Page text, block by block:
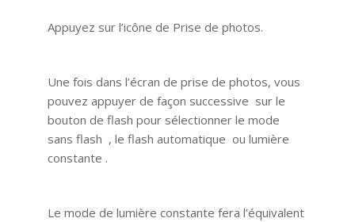
Appuyez sur l’icône de Prise de photos.
Une fois dans l’écran de prise de photos, vous
pouvez appuyer de façon successive sur le
bouton de flash pour sélectionner le mode
sans flash , le flash automatique ou lumière
constante .
Le mode de lumière constante fera l’équivalent